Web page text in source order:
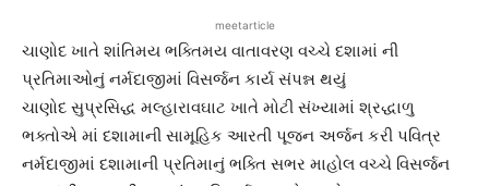
meetarticle
ચાણોદ ખાતે શાંતિમય ભક્તિમય વાતાવરણ વચ્ચે દશામાં ની
પ્રતિમાઓનું નર્મદાજીમાં વિસર્જન કાર્ય સંપન્ન થયું
ચાણોદ સુપ્રસિદ્ધ મલ્હારાવઘાટ ખાતે મોટી સંખ્યામાં શ્રદ્ધાળુ
ભક્તોએ માં દશામાની સામૂહિક આરતી પૂજન અર્જન કરી પવિત્ર
નર્મદાજીમાં દશામાની પ્રતિમાનું ભક્તિ સભર માહોલ વચ્ચે વિસર્જન